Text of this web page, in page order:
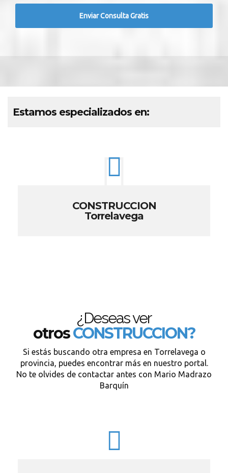
Estamos especializados en:
CONSTRUCCION
Torrelavega
¿Deseas ver
otrosCONSTRUCCION?
Si estás buscando otra empresa en Torrelavega o
provincia, puedes encontrar más en nuestro portal.
No te olvides de contactar antes con Mario Madrazo
Barquín